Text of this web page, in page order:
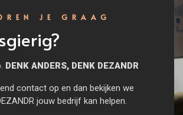
JE GRAAG
DENK ANDERS, DENK DEZANDR
contact op en dan bekijken we
jouw bedrijf kan helpen.